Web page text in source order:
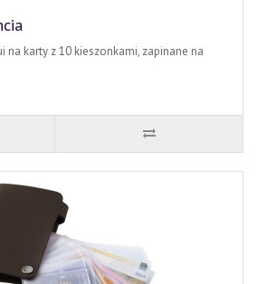
na karty z 10 kieszonkami, zapinane na